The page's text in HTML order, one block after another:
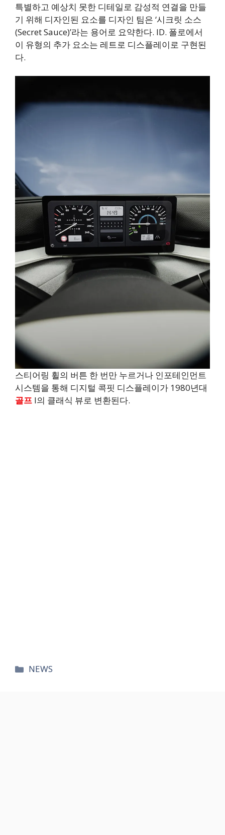
특별하고 예상치 못한 디테일로 감성적 연결을 만들
기 위해 디자인된 요소를 디자인 팀은 ‘시크릿 소스
(Secret Sauce)’라는 용어로 요약한다. ID. 폴로에서
이 유형의 추가 요소는 레트로 디스플레이로 구현된
다.
스티어링 휠의 버튼 한 번만 누르거나 인포테인먼트
시스템을 통해 디지털 콕핏 디스플레이가 1980년대
골프 I의 클래식 뷰로 변환된다.
카
NEWS